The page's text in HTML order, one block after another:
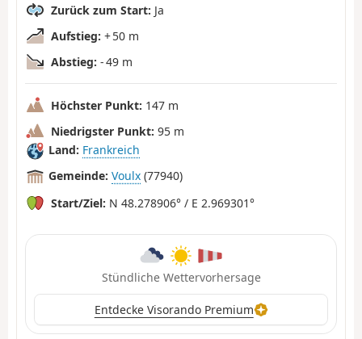
Zurück zum Start: Ja
Aufstieg: + 50 m
Abstieg: - 49 m
Höchster Punkt: 147 m
Niedrigster Punkt: 95 m
Land: Frankreich
Gemeinde: Voulx (77940)
Start/Ziel: N 48.278906° / E 2.969301°
Stündliche Wettervorhersage
Entdecke Visorando Premium